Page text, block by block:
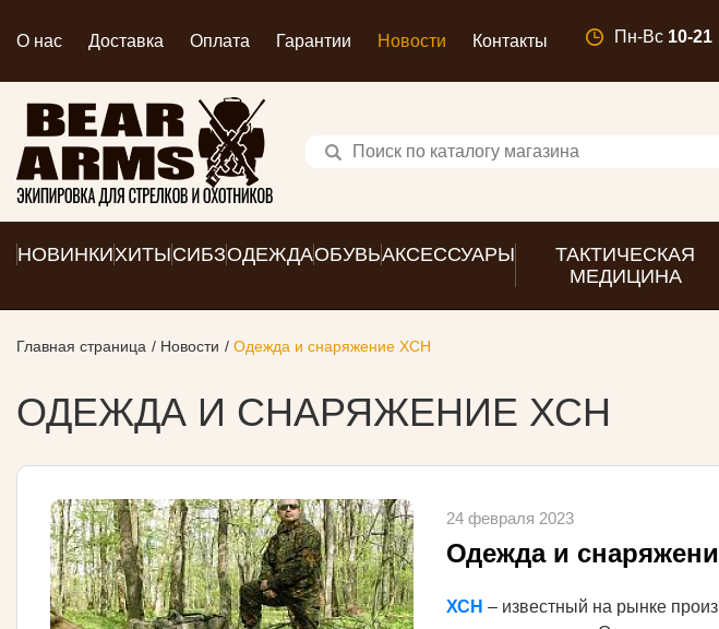
О нас Доставка Оплата Гарантии Новости Контакты Пн-Вс 10-21
НОВИНКИХИТЫСИБЗОДЕЖДАОБУВЬАКСЕССУАРЫ
ТАКТИЧЕСКАЯ
МЕДИЦИНА
Главная страница Новости Одежда и снаряжение ХСН
ОДЕЖДА И СНАРЯЖЕНИЕ ХСН
24 февраля 2023
Одежда и
ХСН – известный на рынке